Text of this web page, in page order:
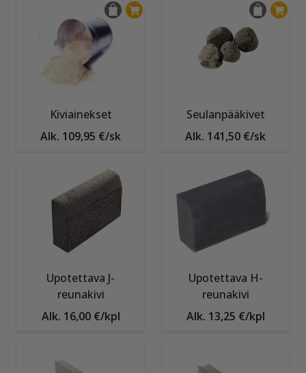
Kiviainekset
Alk. 109,95 €/sk
Seulanpääkivet
Alk. 141,50 €/sk
Upotettava J-
reunakivi
Alk. 16,00 €/kpl
Upotettava H-
reunakivi
Alk. 13,25 €/kpl